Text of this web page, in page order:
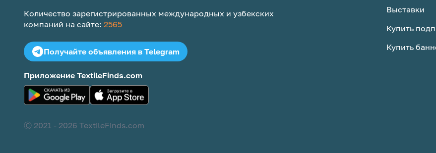
Количество зарегистрированных международных и узбекских
компаний на сайте: 2565
Получайте объявления в Telegram
Приложение TextileFinds.com
Ⓒ 2021 - 2026 TextileFinds.com
Выставки
Купить
Купить